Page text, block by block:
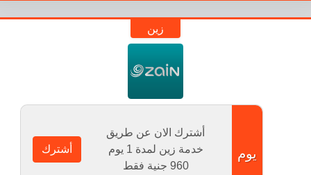
زين
يوم
أشترك الان عن طريق
خدمة زين لمدة 1 يوم
960 جنية فقط
أشترك